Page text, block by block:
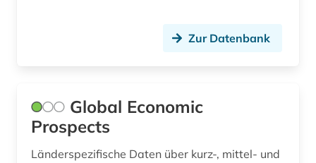
Zur Datenbank
Global Economic
Prospects
Länderspezifische Daten über kurz-, mittel- und